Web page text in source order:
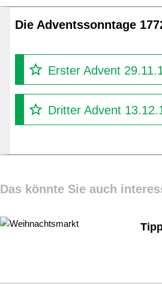
Die Adventssonntage
Erster Advent
Dritter Advent
Das könnte Sie auch